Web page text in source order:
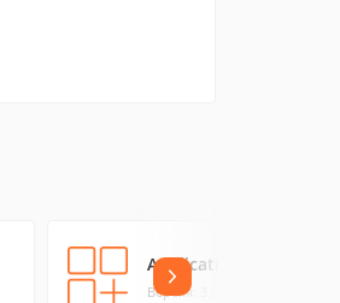
Application Wizard
Версия: 3.5 (5.48 МБ)